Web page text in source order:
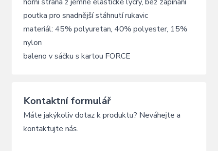
poutka pro snadnější stáhnutí rukavic
materiál: 45% polyuretan, 40% polyester, 15%
nylon
baleno v sáčku s kartou FORCE
Kontaktní formulář
Máte jakýkoliv dotaz k produktu? Neváhejte a
kontaktujte nás.